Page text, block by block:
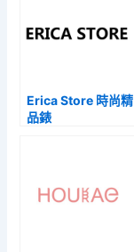
Erica Store 時尚精
品錶